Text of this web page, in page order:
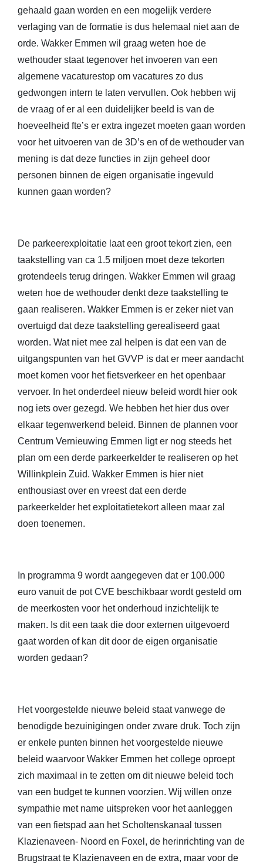
gehaald gaan worden en een mogelijk verdere
verlaging van de formatie is dus helemaal niet aan de
orde. Wakker Emmen wil graag weten hoe de
wethouder staat tegenover het invoeren van een
algemene vacaturestop om vacatures zo dus
gedwongen intern te laten vervullen. Ook hebben wij
de vraag of er al een duidelijker beeld is van de
hoeveelheid fte’s er extra ingezet moeten gaan worden
voor het uitvoeren van de 3D’s en of de wethouder van
mening is dat deze functies in zijn geheel door
personen binnen de eigen organisatie ingevuld
kunnen gaan worden?
De parkeerexploitatie laat een groot tekort zien, een
taakstelling van ca 1.5 miljoen moet deze tekorten
grotendeels terug dringen. Wakker Emmen wil graag
weten hoe de wethouder denkt deze taakstelling te
gaan realiseren. Wakker Emmen is er zeker niet van
overtuigd dat deze taakstelling gerealiseerd gaat
worden. Wat niet mee zal helpen is dat een van de
uitgangspunten van het GVVP is dat er meer aandacht
moet komen voor het fietsverkeer en het openbaar
vervoer. In het onderdeel nieuw beleid wordt hier ook
nog iets over gezegd. We hebben het hier dus over
elkaar tegenwerkend beleid. Binnen de plannen voor
Centrum Vernieuwing Emmen ligt er nog steeds het
plan om een derde parkeerkelder te realiseren op het
Willinkplein Zuid. Wakker Emmen is hier niet
enthousiast over en vreest dat een derde
parkeerkelder het exploitatietekort alleen maar zal
doen toenemen.
In programma 9 wordt aangegeven dat er 100.000
euro vanuit de pot CVE beschikbaar wordt gesteld om
de meerkosten voor het onderhoud inzichtelijk te
maken. Is dit een taak die door externen uitgevoerd
gaat worden of kan dit door de eigen organisatie
worden gedaan?
Het voorgestelde nieuwe beleid staat vanwege de
benodigde bezuinigingen onder zware druk. Toch zijn
er enkele punten binnen het voorgestelde nieuwe
beleid waarvoor Wakker Emmen het college oproept
zich maximaal in te zetten om dit nieuwe beleid toch
van een budget te kunnen voorzien. Wij willen onze
sympathie met name uitspreken voor het aanleggen
van een fietspad aan het Scholtenskanaal tussen
Klazienaveen- Noord en Foxel, de herinrichting van de
Brugstraat te Klazienaveen en de extra, maar voor de